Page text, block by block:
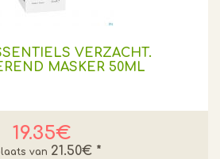
VERZACHT.
MASKER 50ML
19.35€
21.50€ *